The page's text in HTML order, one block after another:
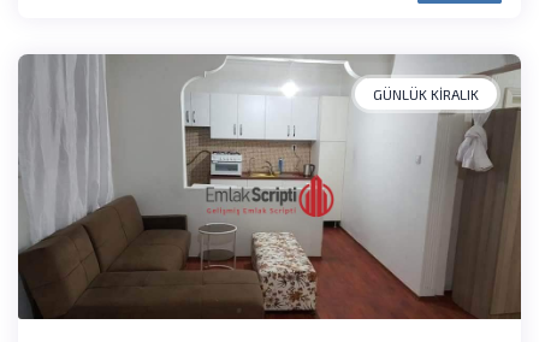
GÜNLÜK KIRALIK